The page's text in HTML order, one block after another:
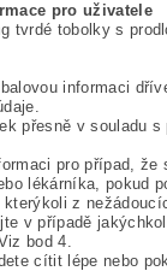
pro uživatele
tvrdé tobolky s
informaci
přesně v souladu
pro případ,
lékárníka, pokud
z
v případě
bod 4.
cítit lépe nebo